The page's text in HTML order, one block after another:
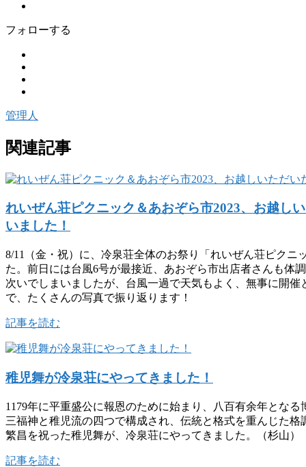
フォローする
管理人
関連記事
れいぜん荘ピクニック＆あおぞら市2023、お越し
いました！
8/11（金・祝）に、冷泉荘全体のお祭り「れいぜん荘ピクニ
た。前日には台風6号が最接近、あおぞら市出店者さんも体
次いでしまいましたが、台風一過で天気もよく、無事に開
で、たくさんの写真で振り返ります！
記事を読む
稚児舞が冷泉荘にやってきました！
1179年に平重盛公に報恩のために始まり、八百有余年とな
三福神と稚児流の四つで構成され、伝統と格式を重んじた
繁昌を祝った稚児舞が、冷泉荘にやってきました。（杉山）
記事を読む